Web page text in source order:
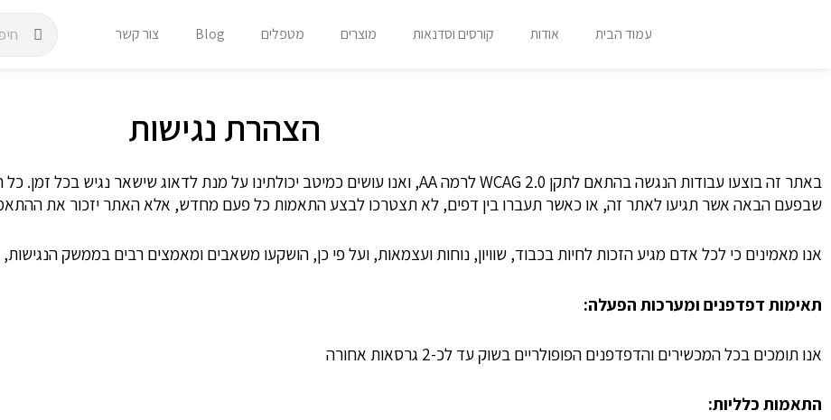
עמוד הבית אודות קורסים וסדנאות מוצרים מטפלים Blog צור קשר
הצהרת נגישות
שבפעם הבאה אשר תגיעו לאתר זה, או כאשר תעברו בין דפים, לא תצטרכו לבצע התאמות כל פעם מחדש, אלא האתר יזכור את
אנו מאמינים כי לכל אדם מגיע הזכות לחיות בכבוד, שוויון, נוחות ועצמאות, ועל פי כן, הושקעו משאבים ומאמצים רבים בממשק
תאימות דפדפנים ומערכות הפעלה:
אנו תומכים בכל המכשירים והדפדפנים הפופולריים בשוק עד לכ-2 גרסאות אחורה
התאמות כלליות: